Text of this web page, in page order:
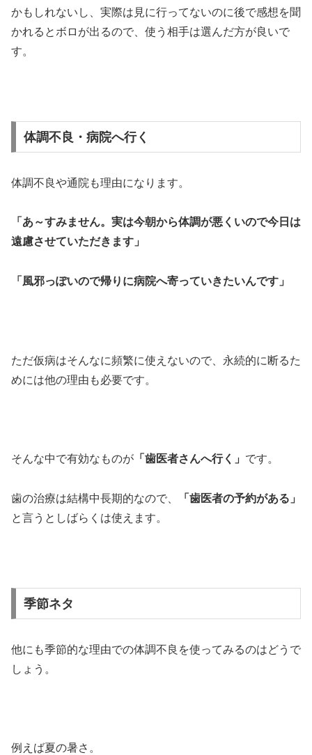
かもしれないし、実際は見に行ってないのに後で感想を聞
かれるとボロが出るので、使う相手は選んだ方が良いで
す。
体調不良・病院へ行く
体調不良や通院も理由になります。
「あ～すみません。実は今朝から体調が悪くいので今日は
遠慮させていただきます」
「風邪っぽいので帰りに病院へ寄っていきたいんです」
ただ仮病はそんなに頻繁に使えないので、永続的に断るた
めには他の理由も必要です。
そんな中で有効なものが 「歯医者さんへ行く」 です。
歯の治療は結構中長期的なので、
「歯医者の予約がある」
と言うとしばらくは使えます。
季節ネタ
他にも季節的な理由での体調不良を使ってみるのはどうで
しょう。
例えば夏の暑さ。